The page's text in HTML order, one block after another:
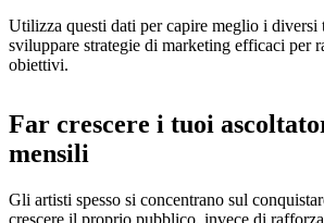
Utilizza questi dati per capire meglio i diversi
sviluppare strategie di marketing efficaci per
obiettivi.
Far crescere i tuoi
mensili
Gli artisti spesso si concentrano sul
crescere il proprio pubblico, invece di